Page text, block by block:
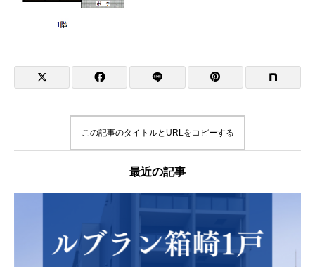
この記事のタイトルとURLをコピーする
最近の記事